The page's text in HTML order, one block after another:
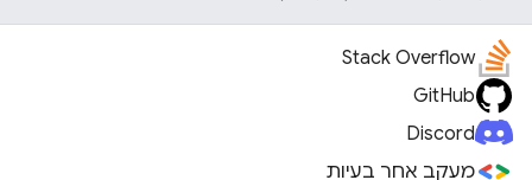
Stack Overflow
GitHub
Discord
מעקב אחר בעיות